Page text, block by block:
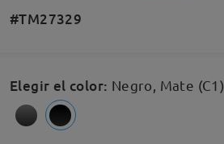
#TM27329
Elegir el color: Negro, Mate (C1)